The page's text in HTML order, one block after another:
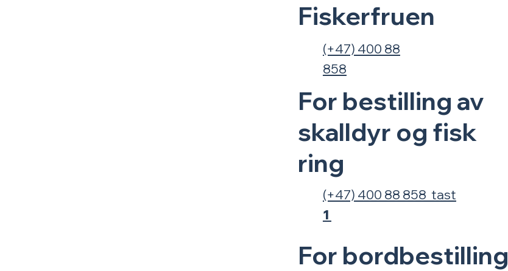
Fiskerfruen
(+47) 400 88
858
For bestilling av
skalldyr og fisk
ring
(+47) 400 88 858 tast
1
For bordbestilling